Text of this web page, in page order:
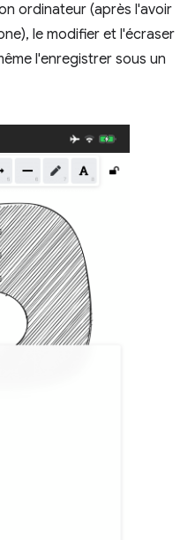
ordinateur (après l'avoir
le modifier et l'écraser
l'enregistrer sous un